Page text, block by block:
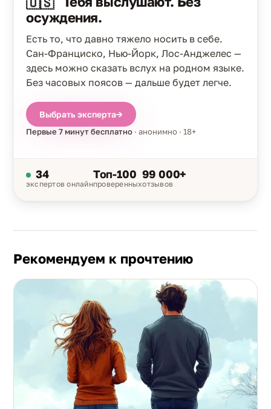
осуждения.
Есть то, что давно тяжело носить в себе.
Сан-Франциско, Нью-Йорк, Лос-Анджелес —
здесь можно сказать вслух на родном языке.
Без часовых поясов — дальше будет легче.
Выбрать эксперта→
Первые 7 минут бесплатно · анонимно · 18+
34
экспертов онлайн
Топ-100
проверенных
99 000+
отзывов
Рекомендуем к прочтению